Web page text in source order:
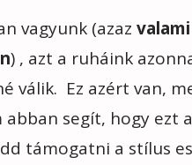
vagyunk (azaz
) , azt a ruháink
válik. Ez azért van,
segít, hogy ezt
támogatni a stílus